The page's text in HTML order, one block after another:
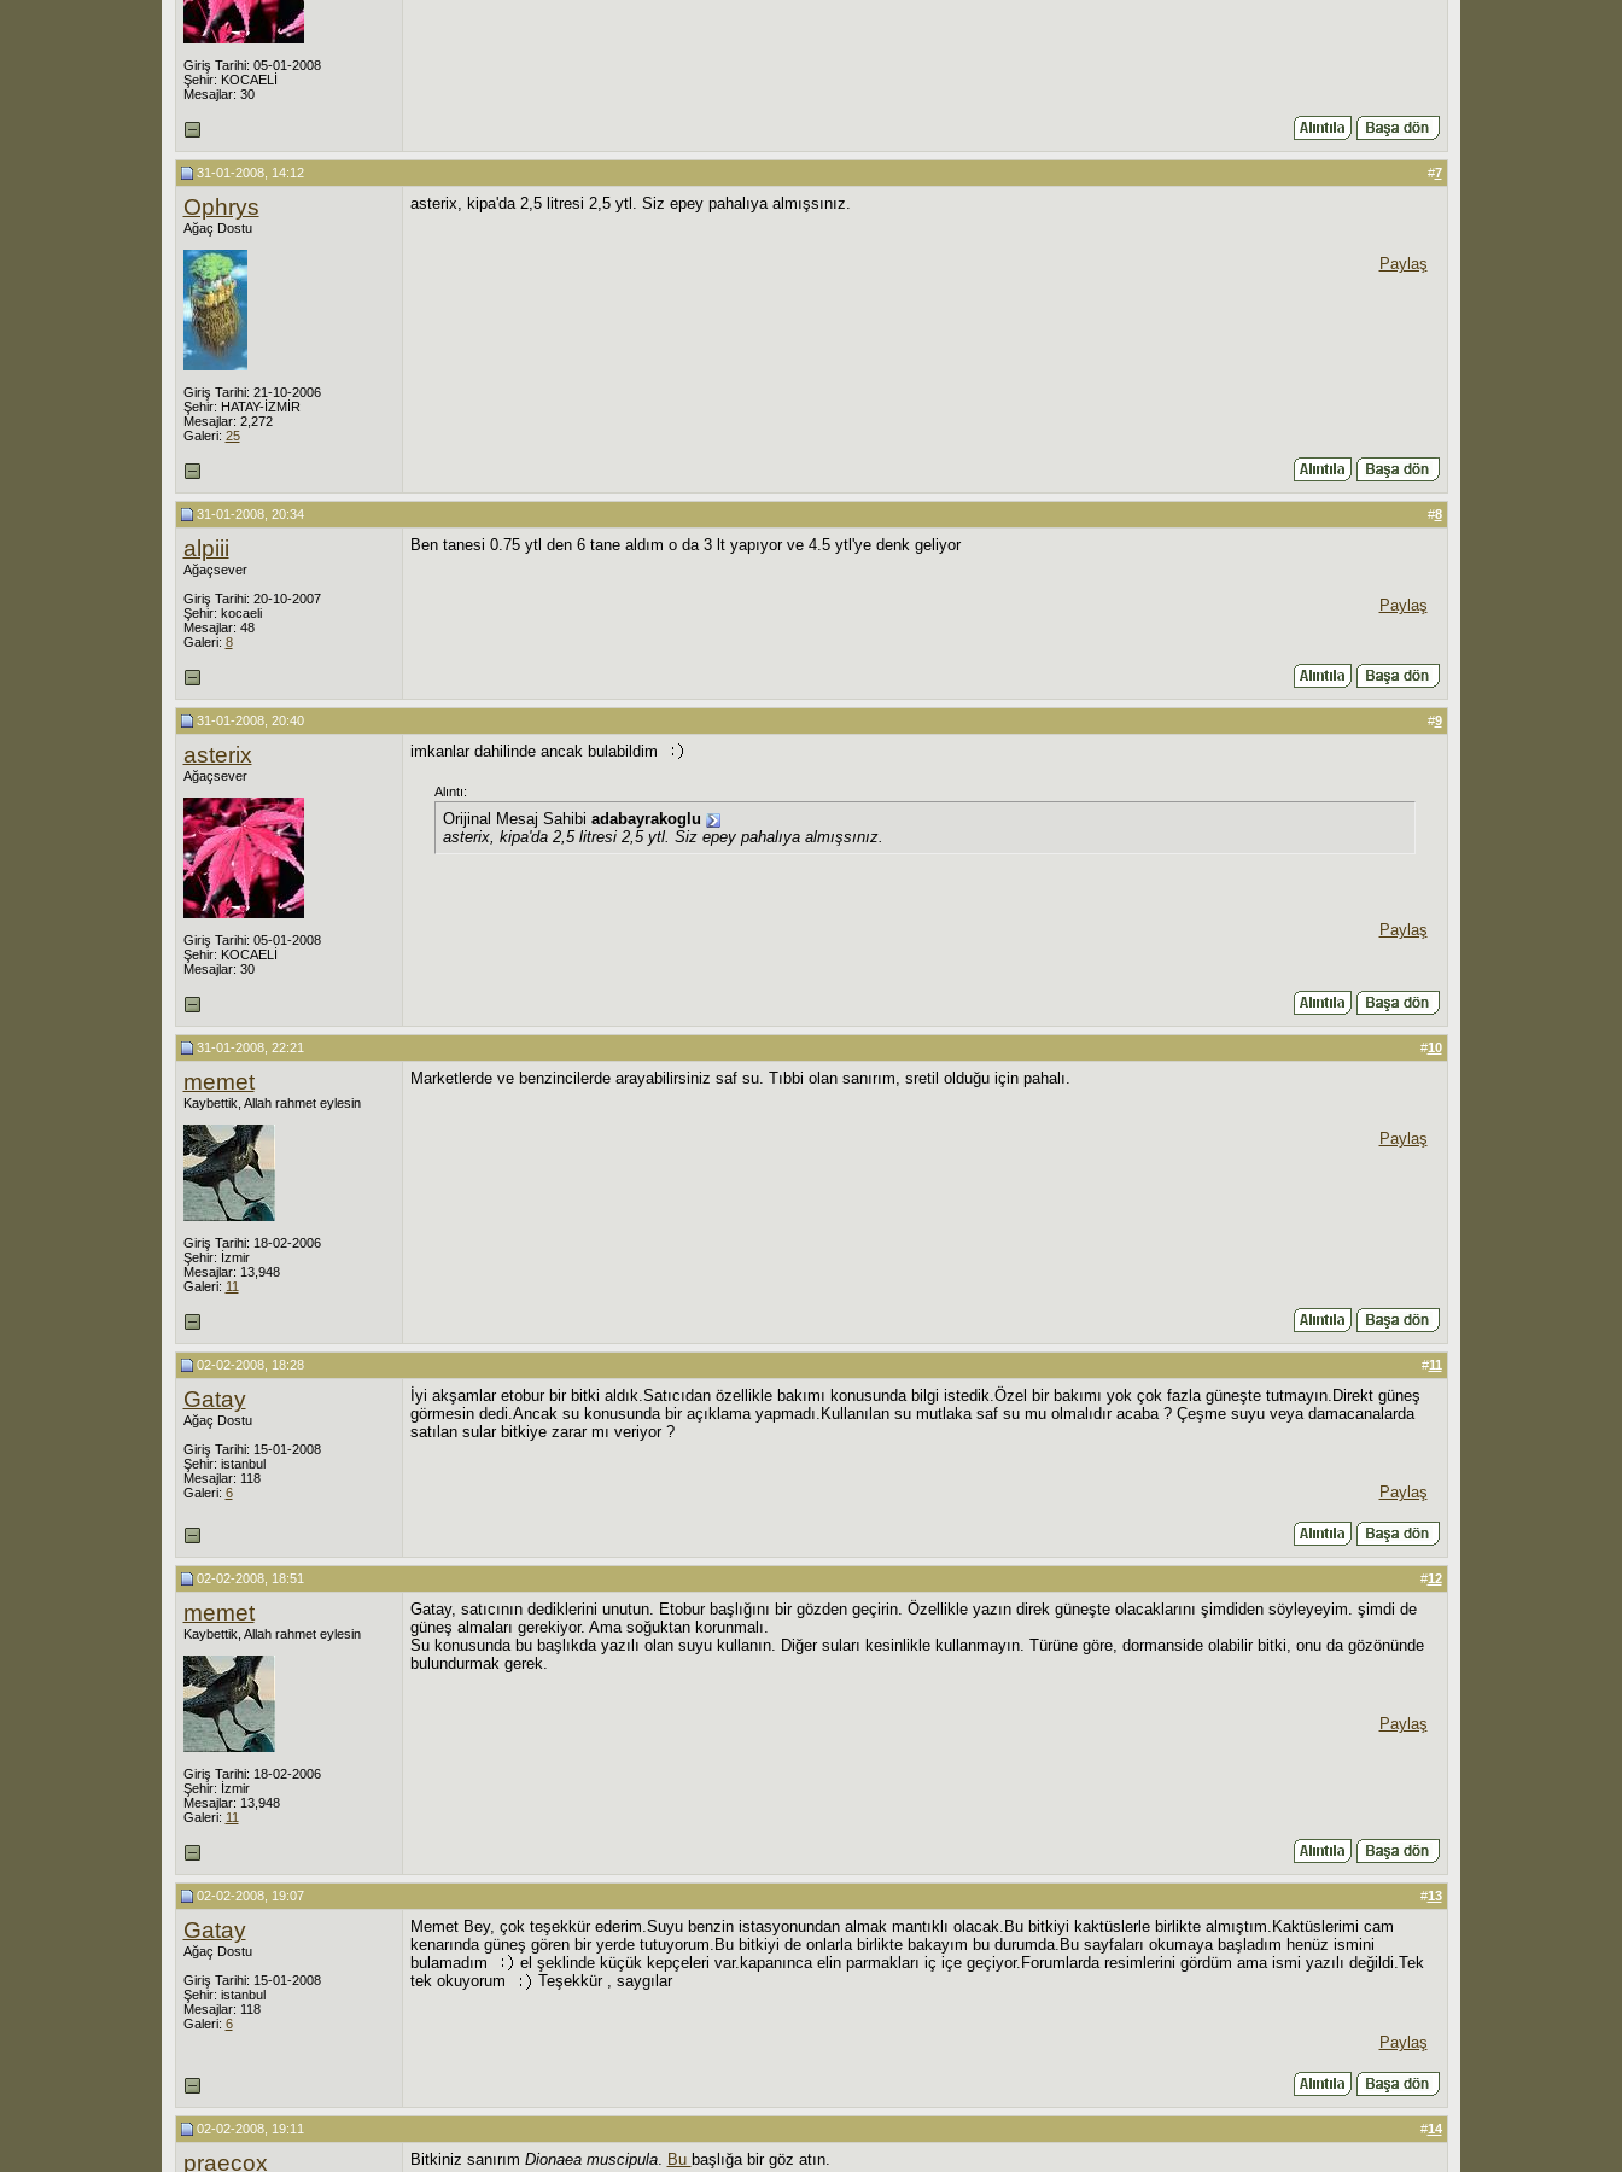
Giriş Tarihi: 05-01-2008
Şehir: KOCAELİ
Mesajlar: 30
31-01-2008, 14:12 #7
Ophrys
Ağaç Dostu
Giriş Tarihi: 21-10-2006
Şehir: HATAY-İZMİR
Mesajlar: 2,272
Galeri: 25
asterix, kipa'da 2,5 litresi 2,5 ytl. Siz epey pahalıya almışsınız.
Paylaş
31-01-2008, 20:34 #8
alpiii
Ağaçsever
Giriş Tarihi: 20-10-2007
Şehir: kocaeli
Mesajlar: 48
Galeri: 8
Ben tanesi 0.75 ytl den 6 tane aldım o da 3 lt yapıyor ve 4.5 ytl'ye denk geliyor
Paylaş
31-01-2008, 20:40 #9
asterix
Ağaçsever
Giriş Tarihi: 05-01-2008
Şehir: KOCAELİ
Mesajlar: 30
imkanlar dahilinde ancak bulabildim
Alıntı:
Orijinal Mesaj Sahibi adabayrakoglu
asterix, kipa'da 2,5 litresi 2,5 ytl. Siz epey pahalıya almışsınız.
Paylaş
31-01-2008, 22:21 #10
memet
Kaybettik, Allah rahmet eylesin
Giriş Tarihi: 18-02-2006
Şehir: İzmir
Mesajlar: 13,948
Galeri: 11
Marketlerde ve benzincilerde arayabilirsiniz saf su. Tıbbi olan sanırım, sretil olduğu için pahalı.
Paylaş
02-02-2008, 18:28 #11
Gatay
Ağaç Dostu
Giriş Tarihi: 15-01-2008
Şehir: istanbul
Mesajlar: 118
Galeri: 6
İyi akşamlar etobur bir bitki aldık.Satıcıdan özellikle bakımı konusunda bilgi istedik.Özel bir bakımı yok çok fazla güneşte tutmayın.Direkt güneş
görmesin dedi.Ancak su konusunda bir açıklama yapmadı.Kullanılan su mutlaka saf su mu olmalıdır acaba ? Çeşme suyu veya damacanalarda
satılan sular bitkiye zarar mı veriyor ?
Paylaş
02-02-2008, 18:51 #12
memet
Kaybettik, Allah rahmet eylesin
Giriş Tarihi: 18-02-2006
Şehir: İzmir
Mesajlar: 13,948
Galeri: 11
Gatay, satıcının dediklerini unutun. Etobur başlığını bir gözden geçirin. Özellikle yazın direk güneşte olacaklarını şimdiden söyleyeyim. şimdi de
güneş almaları gerekiyor. Ama soğuktan korunmalı.
Su konusunda bu başlıkda yazılı olan suyu kullanın. Diğer suları kesinlikle kullanmayın. Türüne göre, dormanside olabilir bitki, onu da gözönünde
bulundurmak gerek.
Paylaş
02-02-2008, 19:07 #13
Gatay
Ağaç Dostu
Giriş Tarihi: 15-01-2008
Şehir: istanbul
Mesajlar: 118
Galeri: 6
Memet Bey, çok teşekkür ederim.Suyu benzin istasyonundan almak mantıklı olacak.Bu bitkiyi kaktüslerle birlikte almıştım.Kaktüslerimi cam
kenarında güneş gören bir yerde tutuyorum.Bu bitkiyi de onlarla birlikte bakayım bu durumda.Bu sayfaları okumaya başladım henüz ismini
bulamadım
el şeklinde küçük kepçeleri var.kapanınca elin parmakları iç içe geçiyor.Forumlarda resimlerini gördüm ama ismi yazılı değildi.Tek
tek okuyorum
Teşekkür , saygılar
Paylaş
02-02-2008, 19:11 #14
praecox Bitkiniz sanırım Dionaea muscipula. Bu başlığa bir göz atın.